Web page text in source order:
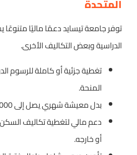
المتحدة
توفر جامعة تيسايد دعمًا ماليًا
الدراسية وبعض التكاليف الأخرى.
تغطية جزئية أو كاملة للرسوم
المنحة.
بدل معيشة شهري يصل إلى 5000 جنيه إسترليني سنويًا.
دعم مالي لتغطية تكاليف
أو خارجه.